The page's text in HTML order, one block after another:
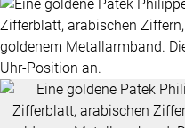
Nautilus
Twenty-
4
ÜBER
UNS